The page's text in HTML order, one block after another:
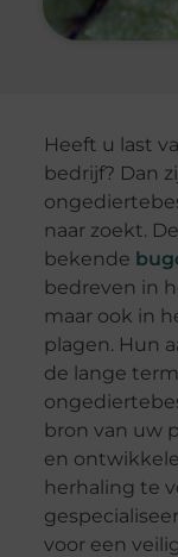
Heeft u last
bedrijf? Dan
naar zoekt.
bekende
bedreven in
maar ook in
plagen. Hun
de lange
bron van uw
en
herhaling te
voor een